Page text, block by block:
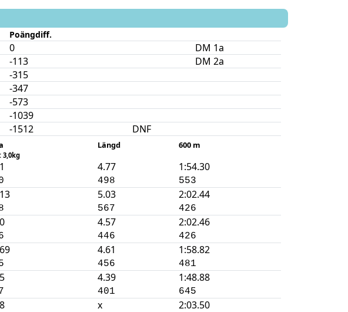
Poängdiff.
0
DM 1a
-113
DM 2a
-315
-347
-573
-1039
-1512 DNF
3,0kg
Längd 600 m
4.77
498
1:54.30
553
5.03
567
2:02.44
426
4.57
446
2:02.46
426
4.61
456
1:58.82
481
4.39
401
1:48.88
645
x 2:03.50